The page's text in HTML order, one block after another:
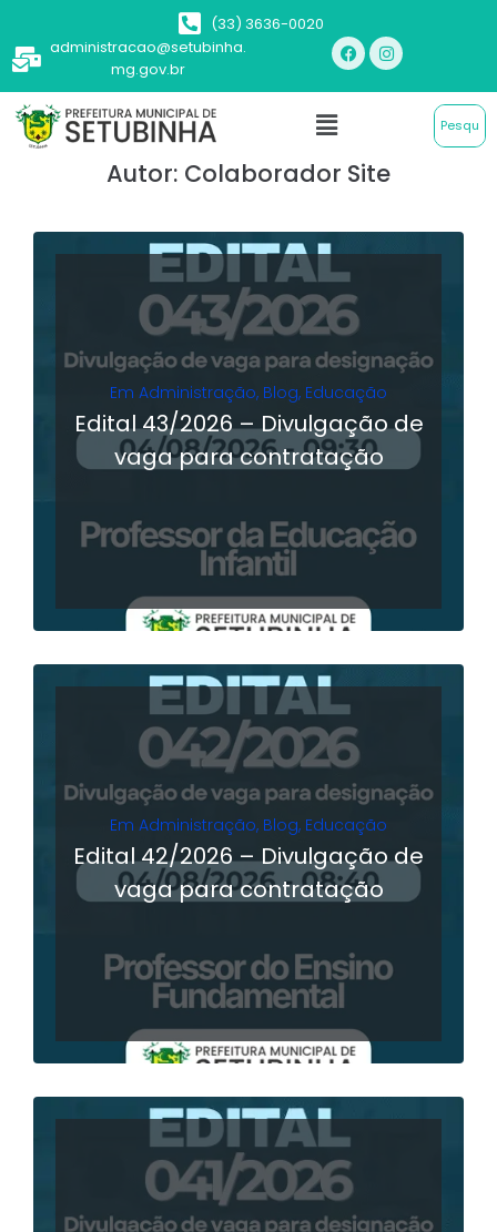
(33) 3636-0020
administracao@setubinha.
mg.gov.br
Autor: Colaborador Site
Em Administração, Blog, Educação
Edital 43/2026 – Divulgação de
vaga para contratação
Em Administração, Blog, Educação
Edital 42/2026 – Divulgação de
vaga para contratação